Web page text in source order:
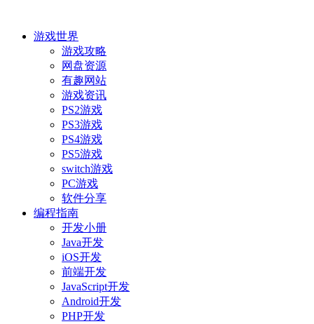
游戏世界
游戏攻略
网盘资源
有趣网站
游戏资讯
PS2游戏
PS3游戏
PS4游戏
PS5游戏
switch游戏
PC游戏
软件分享
编程指南
开发小册
Java开发
iOS开发
前端开发
JavaScript开发
Android开发
PHP开发